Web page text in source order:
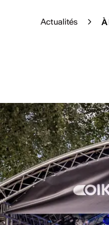
Cet été, l’art s’épanouit en
sélection d’expositions à
pleinement de votre été
En
Actualités À